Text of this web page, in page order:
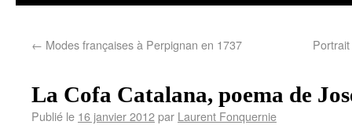
← Modes françaises à Perpignan en 1737
La Cofa Catalana, poema de
Publié le 16 janvier 2012par Laurent Fonquernie